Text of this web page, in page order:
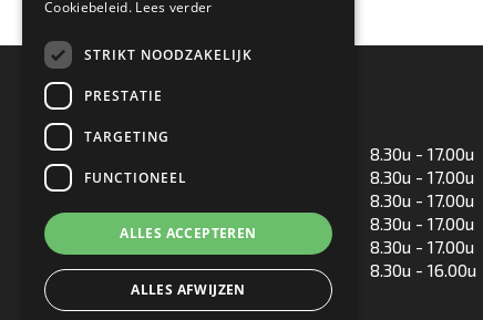
Openingstijden
8.30u - 17.00u
Dinsdag
8.30u - 17.00u
8.30u - 17.00u
8.30u - 17.00u
8.30u - 17.00u
Zaterdag
8.30u - 16.00u
Cookiebeleid. Lees verder
STRIKT NOODZAKELIJK
PRESTATIE
TARGETING
FUNCTIONEEL
ALLES ACCEPTEREN
ALLES AFWIJZEN